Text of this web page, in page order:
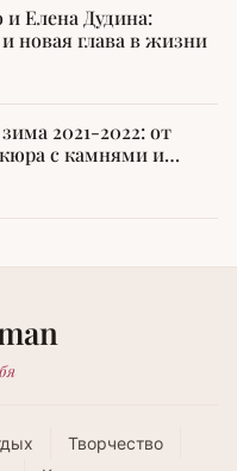
Елена Дудина:
новая глава в жизни
2021-2022: от
с камнями и
Творчество